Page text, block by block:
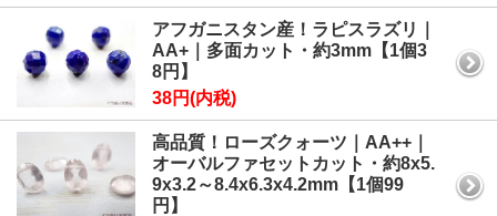
アフガニスタン産！ラピスラズリ｜
AA+｜多面カット・約3mm【1個3
8円】
38円(内税)
高品質！ローズクォーツ｜AA++｜
オーバルファセットカット・約8x5.
9x3.2～8.4x6.3x4.2mm【1個99
円】